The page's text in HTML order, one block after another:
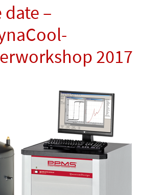
date –
2017